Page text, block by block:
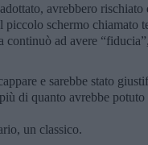
avrebbero
piccolo schermo chiamato
continuò ad avere
e sarebbe stato
di quanto avrebbe
un classico.